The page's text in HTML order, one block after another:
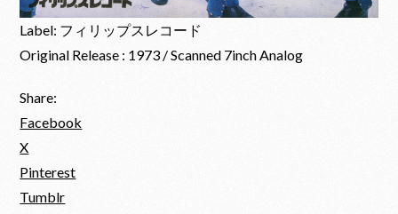
Label: フィリップスレコード
Original Release : 1973 / Scanned 7inch Analog
Share:
Facebook
X
Pinterest
Tumblr